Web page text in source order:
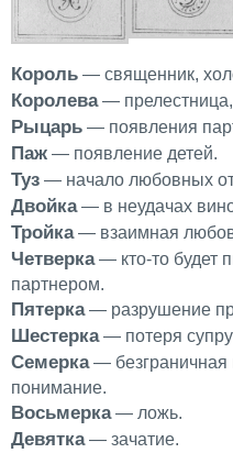
Король — священник,
Королева— прелестница,
Рыцарь — появления
Паж — появление детей.
Туз — начало любовных
Двойка— в неудачах
Тройка— взаимная
Четверка— кто-то будет
партнером.
Пятерка— разрушение
Шестерка— потеря
Семерка— безграничная
понимание.
Восьмерка— ложь.
Девятка— зачатие.